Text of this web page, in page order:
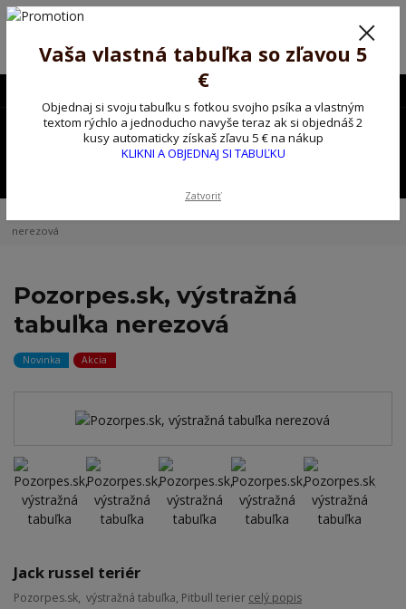
Poprosíme ctených zákazníkov o trpezlivosť, v tomto období máme
Preto sme Vám pripravili malý darček ako ospravedlnenie.
!!! ZĽAVA 5€ na PRVÚ objednávku nad 30€ s kódom pozorpes5 !!!
0,00 EUR
nerezová
Pozorpes.sk, výstražná
tabuľka nerezová
Novinka Akcia
Jack russel teriér
Pozorpes.sk, výstražná tabuľka, Pitbull terier celý popis
Vaša vlastná tabuľka so zľavou 5
€
Objednaj si svoju tabuľku s fotkou svojho psíka a vlastným
textom rýchlo a jednoducho navyše teraz ak si objednáš 2
kusy automaticky získaš zľavu 5 € na nákup
KLIKNI A OBJEDNAJ SI TABUĽKU
Zatvoriť